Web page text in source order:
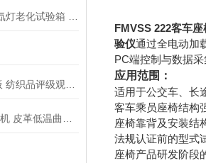
FMVSS 222客车
验仪通过全电动加
PC端控制与数据
应用范围：
适用于公交车、长
客车乘员座椅结构
座椅靠背及安装结
法规认证前的型式
座椅产品研发阶段